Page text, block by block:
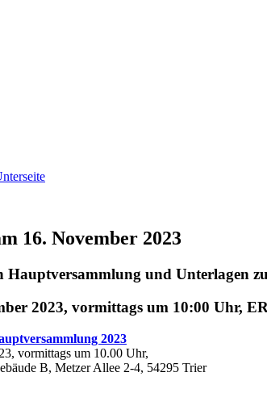
16. November 2023
und Unterlagen
2023, vormittags um 10:00 Uhr,
2023
vormittags um 10.00 Uhr,
B, Metzer Allee 2-4, 54295 Trier